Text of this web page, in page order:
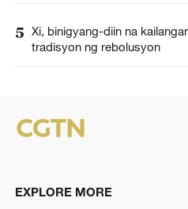
5 Xi, binigyang-diin na
tradisyon ng rebolusyon
EXPLORE MORE